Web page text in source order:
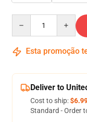
Esta promoção
Deliver to
Cost to ship:
Standard - Order